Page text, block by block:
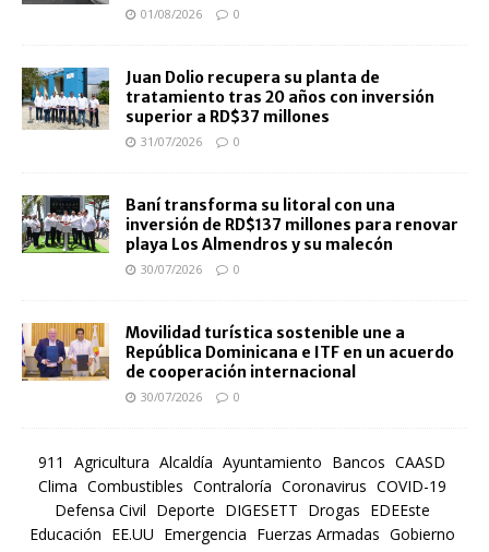
01/08/2026 0
Juan Dolio recupera su planta de
tratamiento tras 20 años con inversión
superior a RD$37 millones
31/07/2026 0
Baní transforma su litoral con una
inversión de RD$137 millones para renovar
playa Los Almendros y su malecón
30/07/2026 0
Movilidad turística sostenible une a
República Dominicana e ITF en un acuerdo
de cooperación internacional
30/07/2026 0
911 Agricultura Alcaldía Ayuntamiento Bancos CAASD
Clima Combustibles Contraloría Coronavirus COVID-19
Defensa Civil Deporte DIGESETT Drogas EDEEste
Educación EE.UU Emergencia Fuerzas Armadas Gobierno